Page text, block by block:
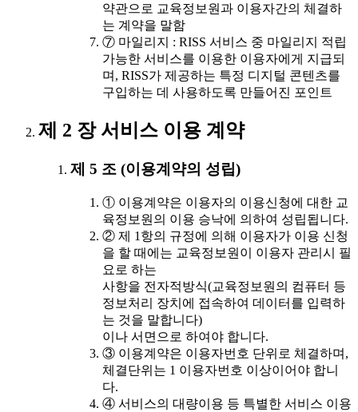
약관으로 교육정보원과 이용자간의 체결하
는 계약을 말함
⑦ 마일리지 : RISS 서비스 중 마일리지 적립
가능한 서비스를 이용한 이용자에게 지급되
며, RISS가 제공하는 특정 디지털 콘텐츠를
구입하는 데 사용하도록 만들어진 포인트
제 2 장 서비스 이용 계약
제 5 조 (이용계약의 성립)
① 이용계약은 이용자의 이용신청에 대한 교
육정보원의 이용 승낙에 의하여 성립됩니다.
② 제 1항의 규정에 의해 이용자가 이용 신청
을 할 때에는 교육정보원이 이용자 관리시 필
요로 하는
사항을 전자적방식(교육정보원의 컴퓨터 등
정보처리 장치에 접속하여 데이터를 입력하
는 것을 말합니다)
이나 서면으로 하여야 합니다.
③ 이용계약은 이용자번호 단위로 체결하며,
체결단위는 1 이용자번호 이상이어야 합니
다.
④ 서비스의 대량이용 등 특별한 서비스 이용